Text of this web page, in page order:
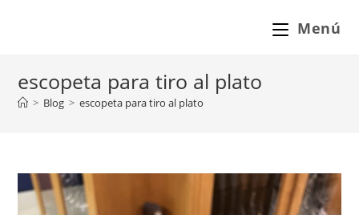
Menú
escopeta para tiro al plato
> Blog > escopeta para tiro al plato